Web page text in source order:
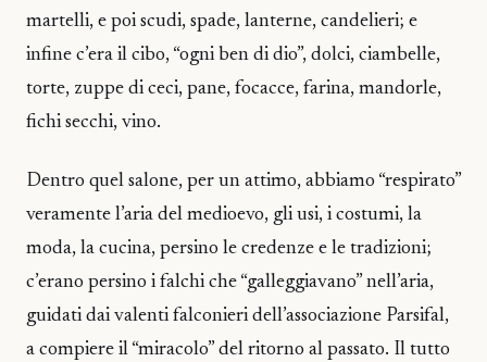
martelli, e poi scudi, spade, lanterne, candelieri; e
infine c’era il cibo, “ogni ben di dio”, dolci, ciambelle,
torte, zuppe di ceci, pane, focacce, farina, mandorle,
fichi secchi, vino.
Dentro quel salone, per un attimo, abbiamo “respirato”
veramente l’aria del medioevo, gli usi, i costumi, la
moda, la cucina, persino le credenze e le tradizioni;
c’erano persino i falchi che “galleggiavano” nell’aria,
guidati dai valenti falconieri dell’associazione Parsifal,
a compiere il “miracolo” del ritorno al passato. Il tutto